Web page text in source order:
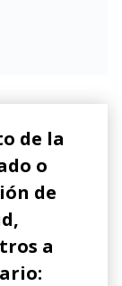
de la
o
de
a